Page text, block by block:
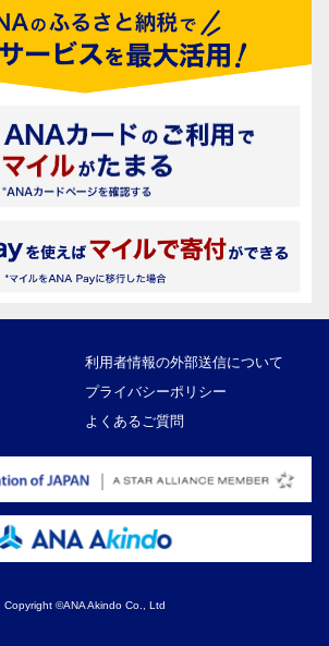
利用者情報の外部送信について
プライバシーポリシー
よくあるご質問
Copyright ©ANA Akindo Co., Ltd